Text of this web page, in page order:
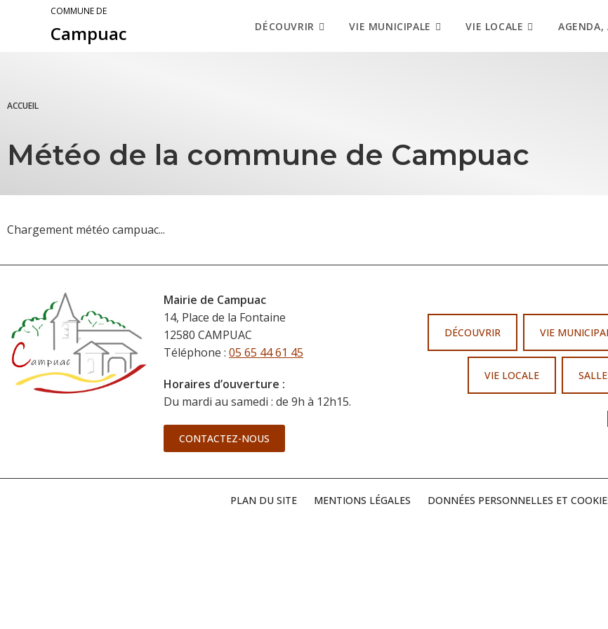
COMMUNE DE
Campuac DÉCOUVRIR VIE MUNICIPALE VIE LOCALE AGENDA,
ACCUEIL
Météo de la commune de Campuac
Chargement météo campuac...
Mairie de Campuac
14, Place de la Fontaine
12580 CAMPUAC
Téléphone : 05 65 44 61 45
Horaires d’ouverture :
Du mardi au samedi : de 9h à 12h15.
CONTACTEZ-NOUS
DÉCOUVRIR VIE
VIE LOCALE
PLAN DU SITE MENTIONS LÉGALES DONNÉES PERSONNELLES ET